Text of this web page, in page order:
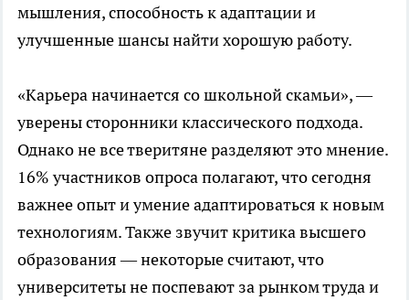
мышления, способность к адаптации и
улучшенные шансы найти хорошую работу.
«Карьера начинается со школьной скамьи», —
уверены сторонники классического подхода.
Однако не все тверитяне разделяют это мнение.
16% участников опроса полагают, что сегодня
важнее опыт и умение адаптироваться к новым
технологиям. Также звучит критика высшего
образования — некоторые считают, что
университеты не поспевают за рынком труда и